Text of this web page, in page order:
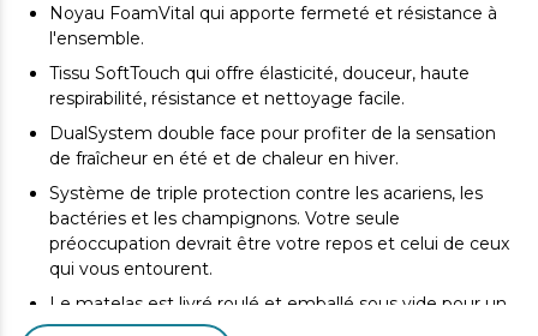
Noyau FoamVital qui apporte fermeté et résistance à
l'ensemble.
Tissu SoftTouch qui offre élasticité, douceur, haute
respirabilité, résistance et nettoyage facile.
DualSystem double face pour profiter de la sensation
de fraîcheur en été et de chaleur en hiver.
Système de triple protection contre les acariens, les
bactéries et les champignons. Votre seule
préoccupation devrait être votre repos et celui de ceux
qui vous entourent.
Le matelas est livré roulé et emballé sous vide pour un
transport facile.